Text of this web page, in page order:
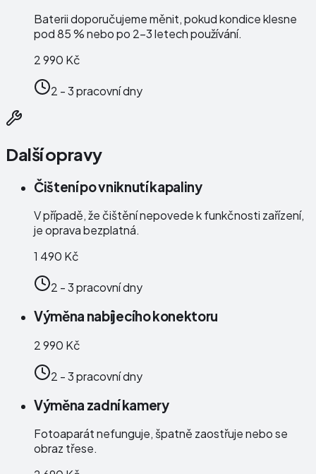
Baterii doporučujeme měnit, pokud kondice klesne
pod 85 % nebo po 2–3 letech používání.
2 990 Kč
2 - 3 pracovní dny
Další opravy
Čištení po vniknutí kapaliny
V případě, že čištění nepovede k funkčnosti zařízení,
je oprava bezplatná.
1 490 Kč
2 - 3 pracovní dny
Výměna nabíjecího konektoru
2 990 Kč
2 - 3 pracovní dny
Výměna zadní kamery
Fotoaparát nefunguje, špatně zaostřuje nebo se
obraz třese.